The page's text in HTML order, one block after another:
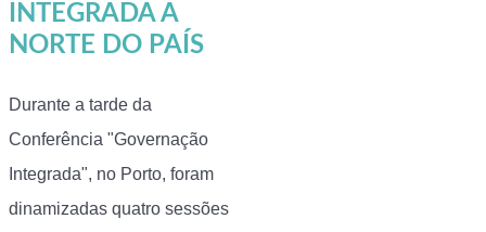
INTEGRADA A
NORTE DO PAÍS
Durante a tarde da
Conferência "Governação
Integrada", no Porto, foram
dinamizadas quatro sessões